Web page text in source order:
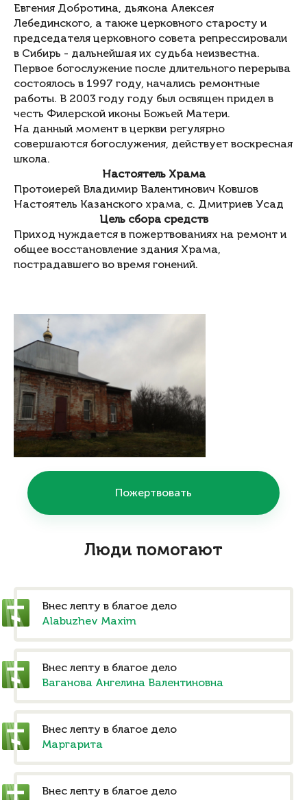
Евгения Добротина, дьякона Алексея
Лебединского, а также церковного старосту и
председателя церковного совета репрессировали
в Сибирь - дальнейшая их судьба неизвестна.
Первое богослужение после длительного перерыва
состоялось в 1997 году, начались ремонтные
работы. В 2003 году году был освящен придел в
честь Филерской иконы Божьей Матери.
На данный момент в церкви регулярно
совершаются богослужения, действует воскресная
школа.
Настоятель Храма
Протоиерей Владимир Валентинович Ковшов
Настоятель Казанского храма, с. Дмитриев Усад
Цель сбора средств
Приход нуждается в пожертвованиях на ремонт и
общее восстановление здания Храма,
пострадавшего во время гонений.
Пожертвовать
Люди помогают
Внес лепту в благое дело
Alabuzhev Maxim
Внес лепту в благое дело
Ваганова Ангелина Валентиновна
Внес лепту в благое дело
Маргарита
Внес лепту в благое дело